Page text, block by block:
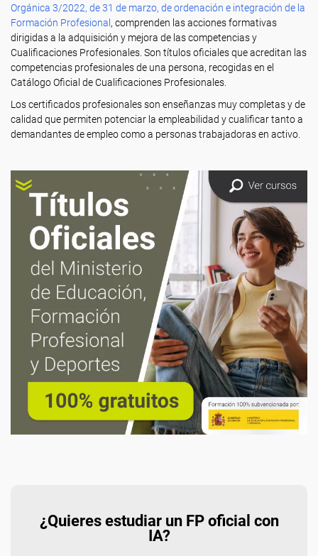
Orgánica 3/2022, de 31 de marzo, de ordenación e integración de la
Formación Profesional , comprenden las acciones formativas
dirigidas a la adquisición y mejora de las competencias y
Cualificaciones Profesionales. Son títulos oficiales que acreditan las
competencias profesionales de una persona, recogidas en el
Catálogo Oficial de Cualificaciones Profesionales.
Los certificados profesionales son enseñanzas muy completas y de
calidad que permiten potenciar la empleabilidad y cualificar tanto a
demandantes de empleo como a personas trabajadoras en activo.
¿Quieres estudiar un FP oficial con
IA?